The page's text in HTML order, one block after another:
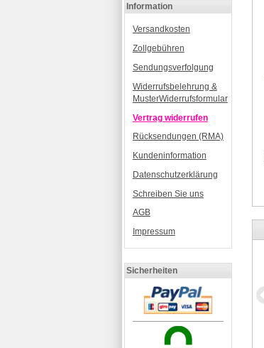
Information
Versandkosten
Zollgebühren
Sendungsverfolgung
Widerrufsbelehrung &
MusterWiderrufsformular
Vertrag widerrufen
Rücksendungen (RMA)
Kundeninformation
Datenschutzerklärung
Schreiben Sie uns
AGB
Impressum
Sicherheiten